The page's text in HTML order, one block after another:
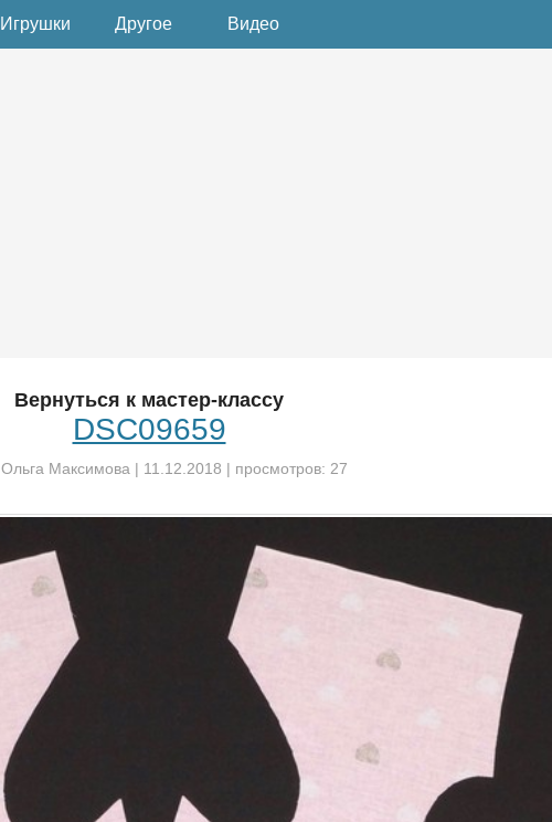
Игрушки Другое Видео
Вернуться к мастер-классу
DSC09659
Ольга Максимова | 11.12.2018 | просмотров: 27